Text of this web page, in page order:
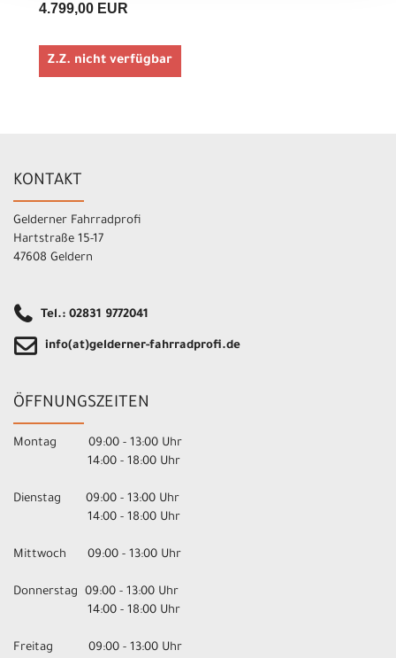
4.799,00 EUR
Z.Z. nicht verfügbar
KONTAKT
Gelderner Fahrradprofi
Hartstraße 15-17
47608 Geldern
Tel.: 02831 9772041
info(at)gelderner-fahrradprofi.de
ÖFFNUNGSZEITEN
Montag 09:00 - 13:00 Uhr
14:00 - 18:00 Uhr
Dienstag 09:00 - 13:00 Uhr
14:00 - 18:00 Uhr
Mittwoch 09:00 - 13:00 Uhr
Donnerstag 09:00 - 13:00 Uhr
14:00 - 18:00 Uhr
Freitag 09:00 - 13:00 Uhr